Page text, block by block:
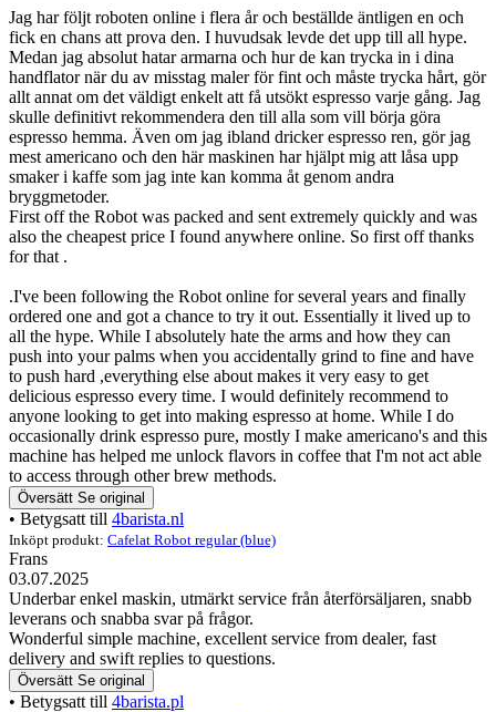
Jag har följt roboten online i flera år och beställde äntligen en och
fick en chans att prova den. I huvudsak levde det upp till all hype.
Medan jag absolut hatar armarna och hur de kan trycka in i dina
handflator när du av misstag maler för fint och måste trycka hårt, gör
allt annat om det väldigt enkelt att få utsökt espresso varje gång. Jag
skulle definitivt rekommendera den till alla som vill börja göra
espresso hemma. Även om jag ibland dricker espresso ren, gör jag
mest americano och den här maskinen har hjälpt mig att låsa upp
smaker i kaffe som jag inte kan komma åt genom andra
bryggmetoder.
First off the Robot was packed and sent extremely quickly and was
also the cheapest price I found anywhere online. So first off thanks
for that .
.I've been following the Robot online for several years and finally
ordered one and got a chance to try it out. Essentially it lived up to
all the hype. While I absolutely hate the arms and how they can
push into your palms when you accidentally grind to fine and have
to push hard ,everything else about makes it very easy to get
delicious espresso every time. I would definitely recommend to
anyone looking to get into making espresso at home. While I do
occasionally drink espresso pure, mostly I make americano's and this
machine has helped me unlock flavors in coffee that I'm not act able
to access through other brew methods.
Översätt Se original
• Betygsatt till 4barista.nl
Inköpt produkt: Cafelat Robot regular (blue)
Frans
03.07.2025
Underbar enkel maskin, utmärkt service från återförsäljaren, snabb
leverans och snabba svar på frågor.
Wonderful simple machine, excellent service from dealer, fast
delivery and swift replies to questions.
Översätt Se original
• Betygsatt till 4barista.pl